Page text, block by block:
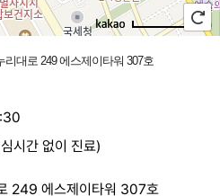
250m
대로 249 에스제이타워 307호
시간 없이 진료)
249 에스제이타워 307호